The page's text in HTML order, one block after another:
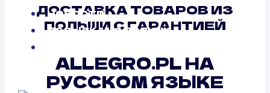
НОВОСТИ
ПОСЫЛКА ИЗ ПОЛЬШИ
ДОСТАВКА ТОВАРОВ ИЗ
ПОЛЬШИ С ГАРАНТИЕЙ
ALLEGRO.PL НА
РУССКОМ ЯЗЫКЕ